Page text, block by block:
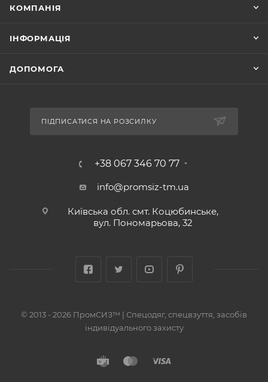
КОМПАНІЯ
ІНФОРМАЦІЯ
ДОПОМОГА
ПІДПИСАТИСЯ НА РОЗСИЛКУ
+38 067 346 70 77
info@promsiz-tm.ua
Київська обл. смт. Коцюбинське,
вул. Пономарьова, 32
© 2013 - 2026 ПромСИЗ™ | Спецодяг, спецвзуття, засобів
індивідуального захисту